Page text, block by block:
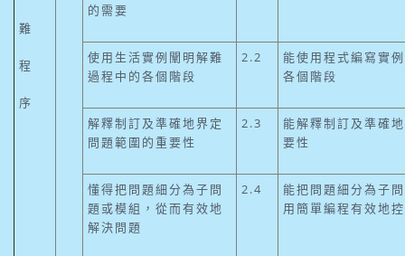
難
程
序
的需要
使用生活實例闡明解難
過程中的各個階段
2.2
能使用程式編寫實
各個階段
解釋制訂及準確地界定
問題範圍的重要性
2.3
能解釋制訂及準確
要性
懂得把問題細分為子問
題或模組，從而有效地
解決問題
2.4
能把問題細分為子
用簡單編程有效地